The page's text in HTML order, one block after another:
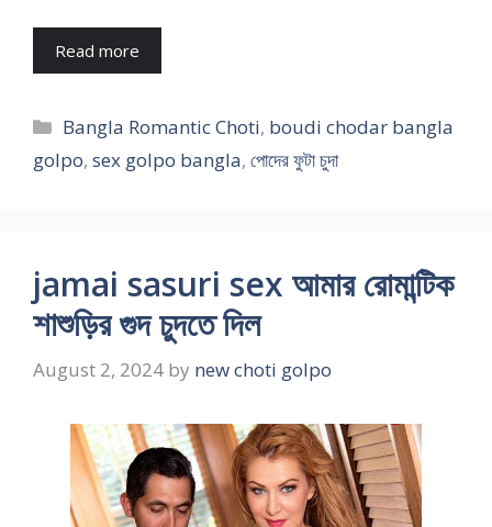
Read more
Categories
Bangla Romantic Choti, boudi chodar bangla
golpo, sex golpo bangla, পোদের ফুটা চুদা
jamai sasuri sex আমার রোমান্টিক
শাশুড়ির গুদ চুদতে দিল
August 2, 2024 by new choti golpo